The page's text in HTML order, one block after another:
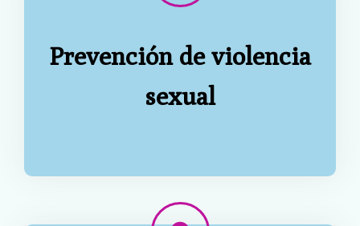
Prevención de violencia
sexual